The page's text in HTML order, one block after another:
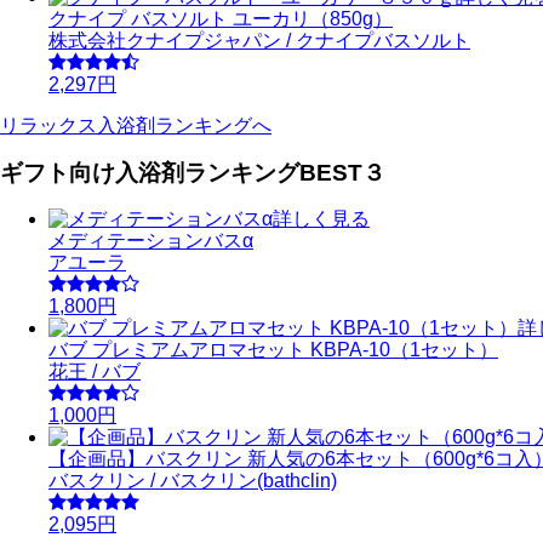
クナイプ バスソルト ユーカリ（850g）
株式会社クナイプジャパン / クナイプバスソルト
2,297円
リラックス入浴剤ランキングへ
ギフト向け入浴剤ランキングBEST３
詳しく見る
メディテーションバスα
アユーラ
1,800円
詳
バブ プレミアムアロマセット KBPA-10（1セット）
花王 / バブ
1,000円
【企画品】バスクリン 新人気の6本セット（600g*6コ入）
バスクリン / バスクリン(bathclin)
2,095円